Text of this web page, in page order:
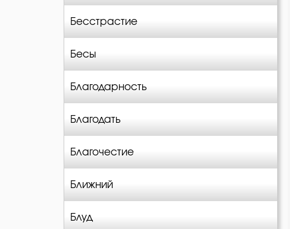
Бесстрастие
Бесы
Благодарность
Благодать
Благочестие
Ближний
Блуд